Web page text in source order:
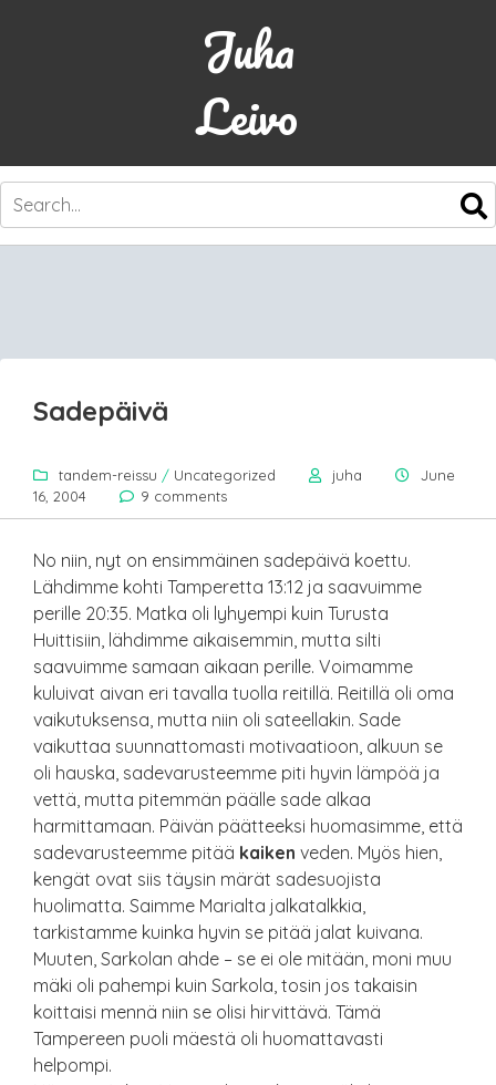
Juha
Leivo
SKIP
CONTENT
Sadepäivä
tandem-reissu / Uncategorized juha
June
16, 2004
9 comments
No niin, nyt on ensimmäinen sadepäivä koettu.
Lähdimme kohti Tamperetta 13:12 ja saavuimme
perille 20:35. Matka oli lyhyempi kuin Turusta
Huittisiin, lähdimme aikaisemmin, mutta silti
saavuimme samaan aikaan perille. Voimamme
kuluivat aivan eri tavalla tuolla reitillä. Reitillä oli oma
vaikutuksensa, mutta niin oli sateellakin. Sade
vaikuttaa suunnattomasti motivaatioon, alkuun se
oli hauska, sadevarusteemme piti hyvin lämpöä ja
vettä, mutta pitemmän päälle sade alkaa
harmittamaan. Päivän päätteeksi huomasimme, että
sadevarusteemme pitää kaiken veden. Myös hien,
kengät ovat siis täysin märät sadesuojista
huolimatta. Saimme Marialta jalkatalkkia,
tarkistamme kuinka hyvin se pitää jalat kuivana.
Muuten, Sarkolan ahde – se ei ole mitään, moni muu
mäki oli pahempi kuin Sarkola, tosin jos takaisin
koittaisi mennä niin se olisi hirvittävä. Tämä
Tampereen puoli mäestä oli huomattavasti
helpompi.